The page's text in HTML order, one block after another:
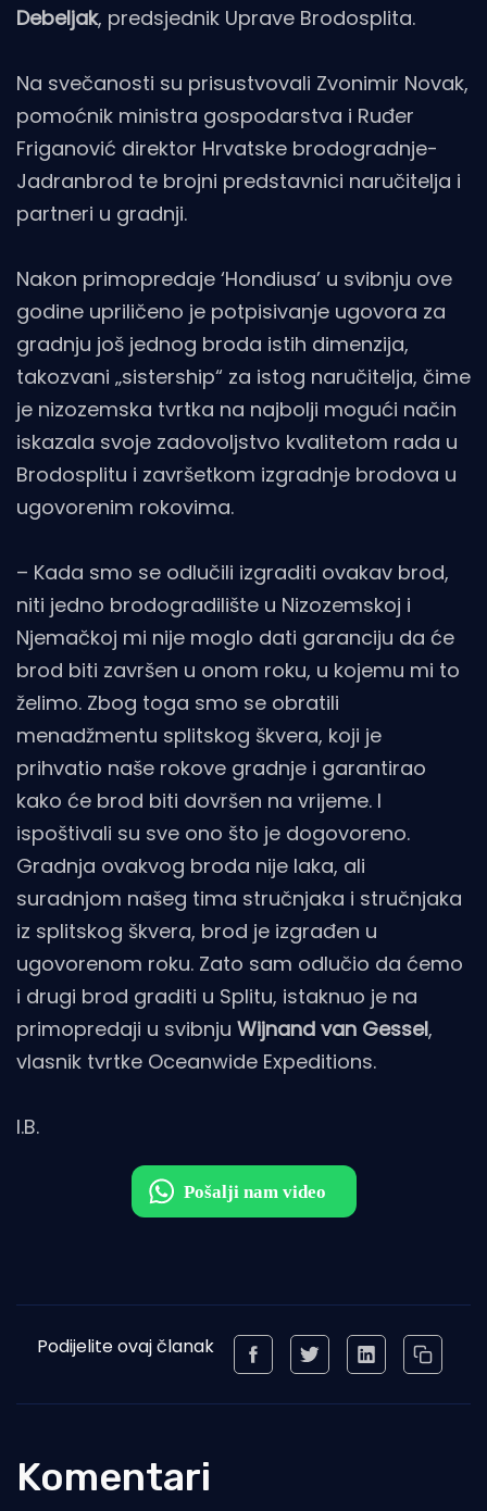
Debeljak, predsjednik Uprave Brodosplita.
Na svečanosti su prisustvovali Zvonimir Novak,
pomoćnik ministra gospodarstva i Ruđer
Friganović direktor Hrvatske brodogradnje-
Jadranbrod te brojni predstavnici naručitelja i
partneri u gradnji.
Nakon primopredaje ‘Hondiusa’ u svibnju ove
godine upriličeno je potpisivanje ugovora za
gradnju još jednog broda istih dimenzija,
takozvani „sistership“ za istog naručitelja, čime
je nizozemska tvrtka na najbolji mogući način
iskazala svoje zadovoljstvo kvalitetom rada u
Brodosplitu i završetkom izgradnje brodova u
ugovorenim rokovima.
– Kada smo se odlučili izgraditi ovakav brod,
niti jedno brodogradilište u Nizozemskoj i
Njemačkoj mi nije moglo dati garanciju da će
brod biti završen u onom roku, u kojemu mi to
želimo. Zbog toga smo se obratili
menadžmentu splitskog škvera, koji je
prihvatio naše rokove gradnje i garantirao
kako će brod biti dovršen na vrijeme. I
ispoštivali su sve ono što je dogovoreno.
Gradnja ovakvog broda nije laka, ali
suradnjom našeg tima stručnjaka i stručnjaka
iz splitskog škvera, brod je izgrađen u
ugovorenom roku. Zato sam odlučio da ćemo
i drugi brod graditi u Splitu, istaknuo je na
primopredaji u svibnju Wijnand van Gessel,
vlasnik tvrtke Oceanwide Expeditions.
I.B.
Podijelite ovaj članak
Komentari